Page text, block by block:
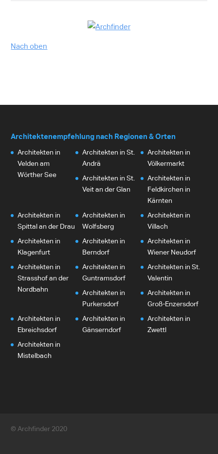
Nach oben
Architektenempfehlung nach Regionen & Orten
Architekten in
Velden am
Wörther See
Architekten in St.
Andrä
Architekten in
Völkermarkt
Architekten in St.
Veit an der Glan
Architekten in
Feldkirchen in
Kärnten
Architekten in
Spittal an der Drau
Architekten in
Wolfsberg
Architekten in
Villach
Architekten in
Klagenfurt
Architekten in
Berndorf
Architekten in
Wiener Neudorf
Architekten in
Strasshof an der
Nordbahn
Architekten in
Guntramsdorf
Architekten in St.
Valentin
Architekten in
Purkersdorf
Architekten in
Groß-Enzersdorf
Architekten in
Ebreichsdorf
Architekten in
Gänserndorf
Architekten in
Zwettl
Architekten in
Mistelbach
© Archfinder 2020